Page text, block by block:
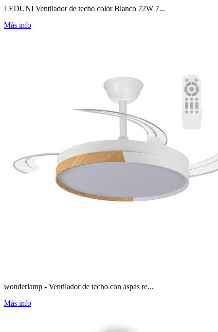
LEDUNI Ventilador de techo color Blanco 72W 7...
Más info
wonderlamp - Ventilador de techo con aspas re...
Más info